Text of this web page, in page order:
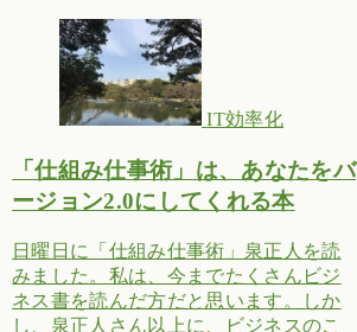
IT効率化
「仕組み仕事術」は、あなたをバ
ージョン2.0にしてくれる本
日曜日に「仕組み仕事術」泉正人を読
みました。私は、今までたくさんビジ
ネス書を読んだ方だと思います。しか
し、泉正人さん以上に、ビジネスのこ